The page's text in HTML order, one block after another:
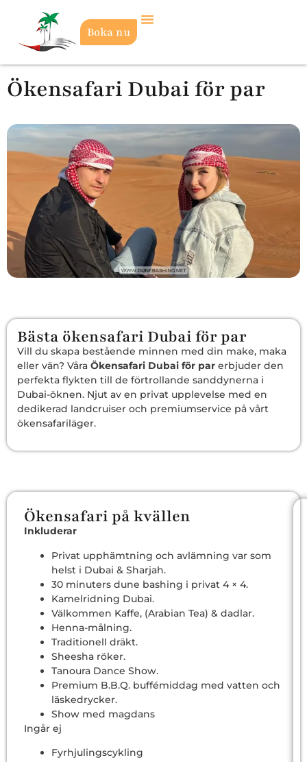
Boka nu
Ökensafari Dubai för par
Bästa ökensafari Dubai för par
Vill du skapa bestående minnen med din make, maka
eller vän? Våra Ökensafari Dubai för par erbjuder den
perfekta flykten till de förtrollande sanddynerna i
Dubai-öknen. Njut av en privat upplevelse med en
dedikerad landcruiser och premiumservice på vårt
ökensafariläger.
Ökensafari på kvällen
Inkluderar
Privat upphämtning och avlämning var som
helst i Dubai & Sharjah.
30 minuters dune bashing i privat 4 × 4.
Kamelridning Dubai.
Välkommen Kaffe, (Arabian Tea) & dadlar.
Henna-målning.
Traditionell dräkt.
Sheesha röker.
Tanoura Dance Show.
Premium B.B.Q. buffémiddag med vatten och
läskedrycker.
Show med magdans
Ingår ej
Fyrhjulingscykling